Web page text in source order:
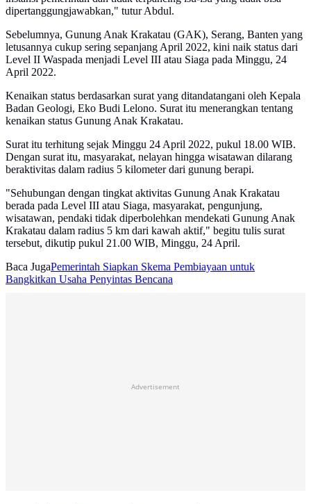
dipertanggungjawabkan," tutur Abdul.
Sebelumnya, Gunung Anak Krakatau (GAK), Serang, Banten yang
letusannya cukup sering sepanjang April 2022, kini naik status dari
Level II Waspada menjadi Level III atau Siaga pada Minggu, 24
April 2022.
Kenaikan status berdasarkan surat yang ditandatangani oleh Kepala
Badan Geologi, Eko Budi Lelono. Surat itu menerangkan tentang
kenaikan status Gunung Anak Krakatau.
Surat itu terhitung sejak Minggu 24 April 2022, pukul 18.00 WIB.
Dengan surat itu, masyarakat, nelayan hingga wisatawan dilarang
beraktivitas dalam radius 5 kilometer dari gunung berapi.
"Sehubungan dengan tingkat aktivitas Gunung Anak Krakatau
berada pada Level III atau Siaga, masyarakat, pengunjung,
wisatawan, pendaki tidak diperbolehkan mendekati Gunung Anak
Krakatau dalam radius 5 km dari kawah aktif," begitu tulis surat
tersebut, dikutip pukul 21.00 WIB, Minggu, 24 April.
Baca JugaPemerintah Siapkan Skema Pembiayaan untuk
Bangkitkan Usaha Penyintas Bencana
Advertisement